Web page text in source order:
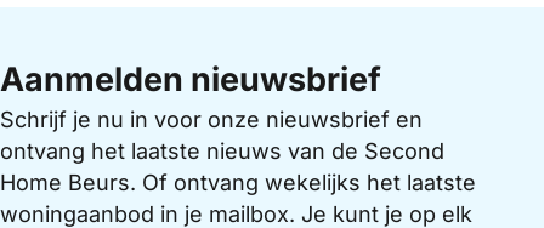
Aanmelden nieuwsbrief
Schrijf je nu in voor onze nieuwsbrief en
ontvang het laatste nieuws van de Second
Home Beurs. Of ontvang wekelijks het laatste
woningaanbod in je mailbox. Je kunt je op elk